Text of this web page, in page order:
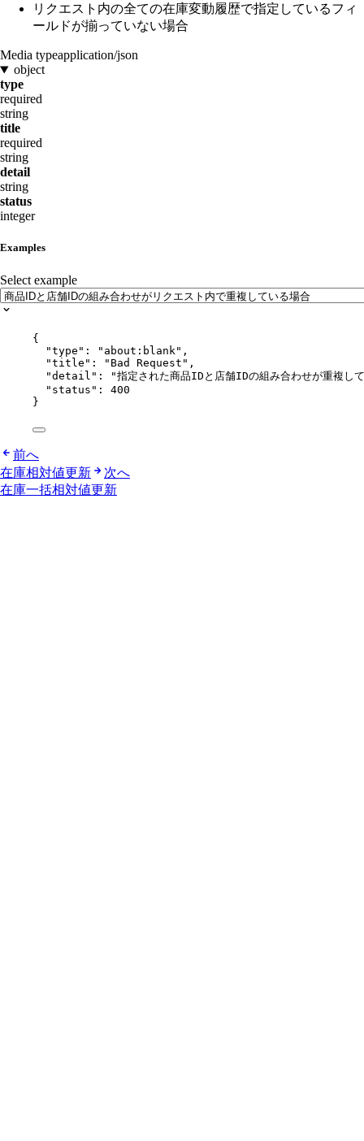
リクエスト内の全ての在庫変動履歴で指定しているフィ
ールドが揃っていない場合
Media typeapplication/json
object
type
required
string
title
required
string
detail
string
status
integer
Examples
Select example
{
"type" : " about:blank " ,
"title" : " Bad Request " ,
"detail" : "指定された商品IDと店舗IDの組み合わせが重
"status" : 400
}
前へ
在庫相対値更新
次へ
在庫一括相対値更新